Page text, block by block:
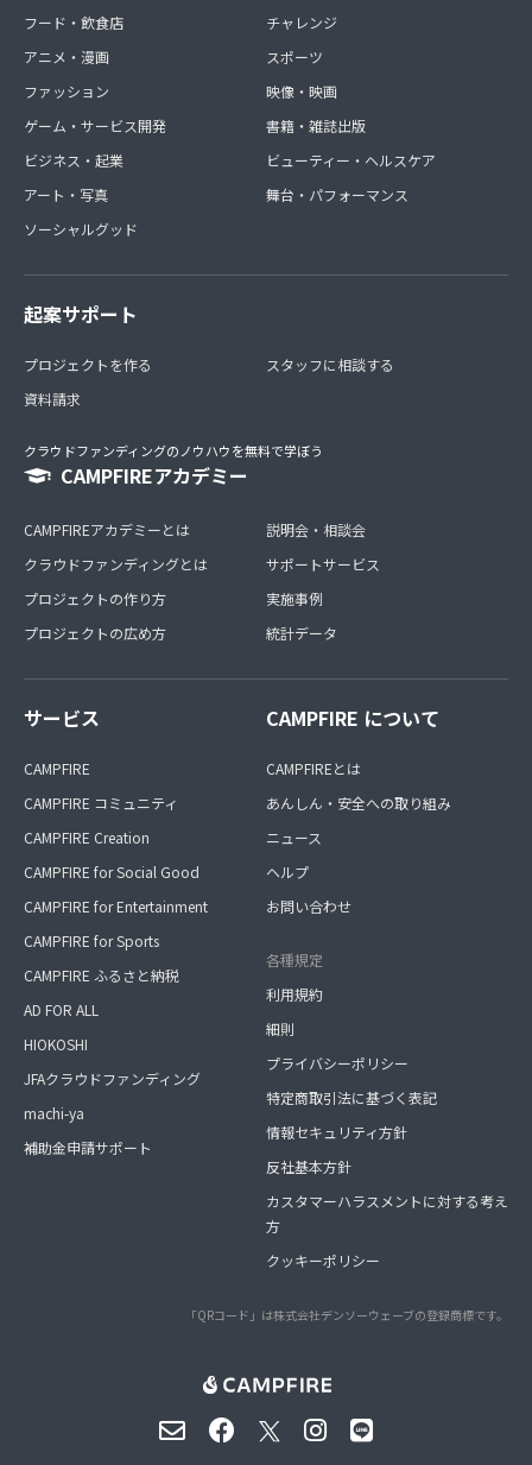
フード・飲食店
アニメ・漫画
ファッション
ゲーム・サービス開発
ビジネス・起業
アート・写真
ソーシャルグッド
チャレンジ
スポーツ
映像・映画
書籍・雑誌出版
ビューティー・ヘルスケア
舞台・パフォーマンス
起案サポート
プロジェクトを作る
資料請求
スタッフに相談する
クラウドファンディングのノウハウを無料で学ぼう
CAMPFIREアカデミー
CAMPFIREアカデミーとは
クラウドファンディングとは
プロジェクトの作り方
プロジェクトの広め方
説明会・相談会
サポートサービス
実施事例
統計データ
サービス
CAMPFIRE
CAMPFIRE コミュニティ
CAMPFIRE Creation
CAMPFIRE for Social Good
CAMPFIRE for Entertainment
CAMPFIRE for Sports
CAMPFIRE ふるさと納税
AD FOR ALL
HIOKOSHI
JFAクラウドファンディング
machi-ya
補助金申請サポート
CAMPFIRE について
CAMPFIREとは
あんしん・安全への取り組み
ニュース
ヘルプ
お問い合わせ
各種規定
利用規約
細則
プライバシーポリシー
特定商取引法に基づく表記
情報セキュリティ方針
反社基本方針
カスタマーハラスメントに対する考え
方
クッキーポリシー
「QRコード」は株式会社デンソーウェーブの登録商標です。